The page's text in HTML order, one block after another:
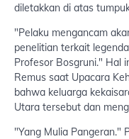
diletakkan di atas
"Pelaku mengancam
penelitian terkait
Profesor Bosgruni." Hal
Remus saat Upacara
bahwa keluarga
Utara tersebut dan
"Yang Mulia Pangeran."